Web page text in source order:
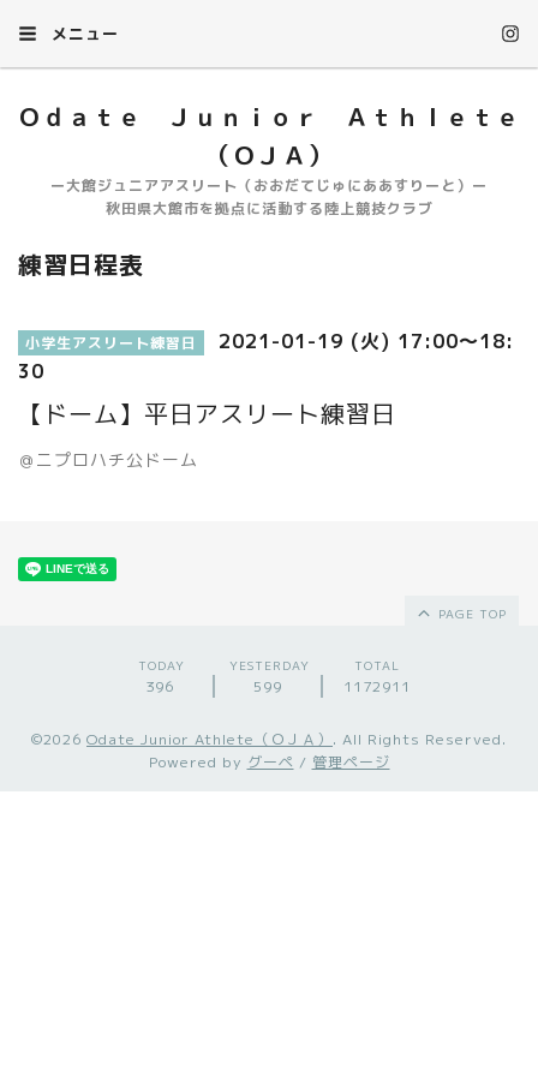
メニュー
Ｏｄａｔｅ Ｊｕｎｉｏｒ Ａｔｈｌｅｔｅ
（ＯＪＡ）
ー大館ジュニアアスリート（おおだてじゅにああすりーと）ー
秋田県大館市を拠点に活動する陸上競技クラブ
練習日程表
小学生アスリート練習日
2021-01-19 (火) 17:00～18:
30
【ドーム】平日アスリート練習日
＠ニプロハチ公ドーム
PAGE TOP
TODAY
396
YESTERDAY
599
TOTAL
1172911
©2026 Odate Junior Athlete（ＯＪＡ） . All Rights Reserved.
Powered by グーペ / 管理ページ